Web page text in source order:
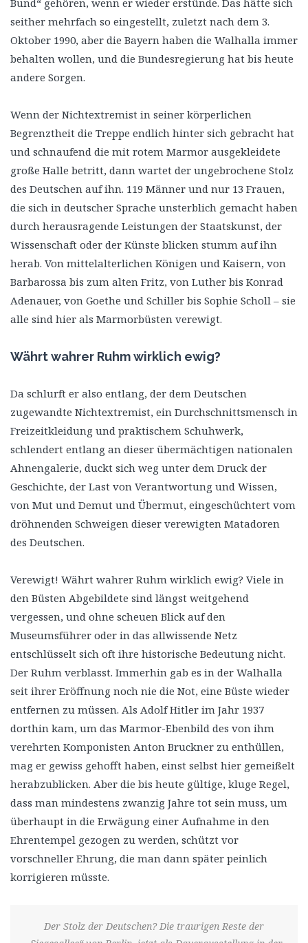
Bund“ gehören, wenn er wieder erstünde. Das hätte sich
seither mehrfach so eingestellt, zuletzt nach dem 3.
Oktober 1990, aber die Bayern haben die Walhalla immer
behalten wollen, und die Bundesregierung hat bis heute
andere Sorgen.
Wenn der Nichtextremist in seiner körperlichen
Begrenztheit die Treppe endlich hinter sich gebracht hat
und schnaufend die mit rotem Marmor ausgekleidete
große Halle betritt, dann wartet der ungebrochene Stolz
des Deutschen auf ihn. 119 Männer und nur 13 Frauen,
die sich in deutscher Sprache unsterblich gemacht haben
durch herausragende Leistungen der Staatskunst, der
Wissenschaft oder der Künste blicken stumm auf ihn
herab. Von mittelalterlichen Königen und Kaisern, von
Barbarossa bis zum alten Fritz, von Luther bis Konrad
Adenauer, von Goethe und Schiller bis Sophie Scholl – sie
alle sind hier als Marmorbüsten verewigt.
Währt wahrer Ruhm wirklich ewig?
Da schlurft er also entlang, der dem Deutschen
zugewandte Nichtextremist, ein Durchschnittsmensch in
Freizeitkleidung und praktischem Schuhwerk,
schlendert entlang an dieser übermächtigen nationalen
Ahnengalerie, duckt sich weg unter dem Druck der
Geschichte, der Last von Verantwortung und Wissen,
von Mut und Demut und Übermut, eingeschüchtert vom
dröhnenden Schweigen dieser verewigten Matadoren
des Deutschen.
Verewigt! Währt wahrer Ruhm wirklich ewig? Viele in
den Büsten Abgebildete sind längst weitgehend
vergessen, und ohne scheuen Blick auf den
Museumsführer oder in das allwissende Netz
entschlüsselt sich oft ihre historische Bedeutung nicht.
Der Ruhm verblasst. Immerhin gab es in der Walhalla
seit ihrer Eröffnung noch nie die Not, eine Büste wieder
entfernen zu müssen. Als Adolf Hitler im Jahr 1937
dorthin kam, um das Marmor-Ebenbild des von ihm
verehrten Komponisten Anton Bruckner zu enthüllen,
mag er gewiss gehofft haben, einst selbst hier gemeißelt
herabzublicken. Aber die bis heute gültige, kluge Regel,
dass man mindestens zwanzig Jahre tot sein muss, um
überhaupt in die Erwägung einer Aufnahme in den
Ehrentempel gezogen zu werden, schützt vor
vorschneller Ehrung, die man dann später peinlich
korrigieren müsste.
Der Stolz der Deutschen? Die traurigen Reste der